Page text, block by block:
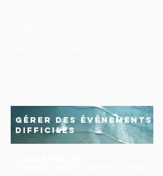
gérer des événements
difficiles